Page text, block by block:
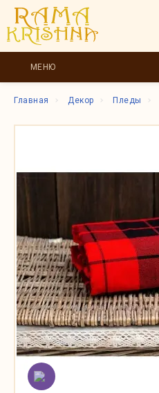
МЕНЮ
Главная Декор Пледы